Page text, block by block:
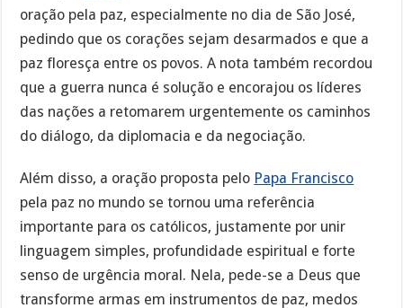
oração pela paz, especialmente no dia de São José,
pedindo que os corações sejam desarmados e que a
paz floresça entre os povos. A nota também recordou
que a guerra nunca é solução e encorajou os líderes
das nações a retomarem urgentemente os caminhos
do diálogo, da diplomacia e da negociação.
Além disso, a oração proposta pelo Papa Francisco
pela paz no mundo se tornou uma referência
importante para os católicos, justamente por unir
linguagem simples, profundidade espiritual e forte
senso de urgência moral. Nela, pede-se a Deus que
transforme armas em instrumentos de paz, medos